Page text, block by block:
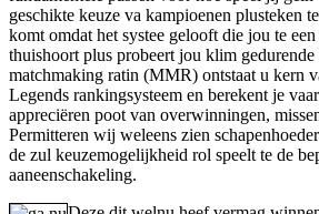
geschikte keuze va kampioenen plusteken
komt omdat het systee gelooft die jou te
thuishoort plus probeert jou klim gedurende
matchmaking ratin (MMR) ontstaat u kern
Legends rankingsysteem en berekent je
appreciëren poot van overwinningen,
Permitteren wij weleens zien
de zul keuzemogelijkheid rol speelt te de
aaneenschakeling.